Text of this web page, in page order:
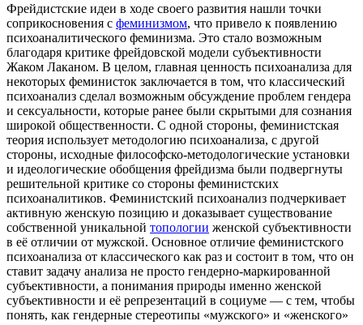
Фрейдистские идеи в ходе своего развития нашли точки
соприкосновения с феминизмом, что привело к появлению
психоаналитического феминизма. Это стало возможным
благодаря критике фрейдовской модели субъективности
Жаком Лаканом. В целом, главная ценность психоанализа для
некоторых феминисток заключается в том, что классический
психоанализ сделал возможным обсуждение проблем гендера
и сексуальности, которые ранее были скрытыми для сознания
широкой общественности. С одной стороны, феминистская
теория использует методологию психоанализа, с другой
стороны, исходные философско-методологические установки
и идеологические обобщения фрейдизма были подвергнуты
решительной критике со стороны феминистских
психоаналитиков. Феминистский психоанализ подчеркивает
активную женскую позицию и доказывает существование
собственной уникальной топологии женской субъективности
в её отличии от мужской. Основное отличие феминистского
психоанализа от классического как раз и состоит в том, что он
ставит задачу анализа не просто гендерно-маркированной
субъективности, а понимания природы именно женской
субъективности и её репрезентаций в социуме — с тем, чтобы
понять, как гендерные стереотипы «мужского» и «женского»